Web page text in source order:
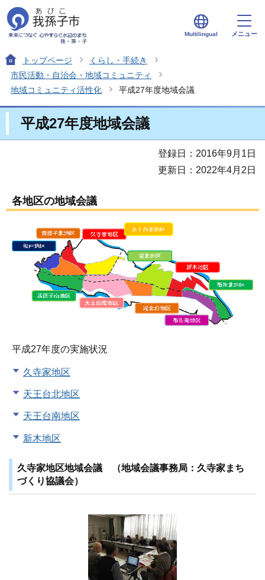
Multilingual メニュー
トップページ
くらし・手続き
市民活動・自治会・地域コミュニティ
地域コミュニティ活性化
平成27年度地域会議
平成27年度地域会議
登録日：2016年9月1日
更新日：2022年4月2日
各地区の地域会議
平成27年度の実施状況
久寺家地区
天王台北地区
天王台南地区
新木地区
久寺家地区地域会議 （地域会議事務局：久寺家まち
づくり協議会）